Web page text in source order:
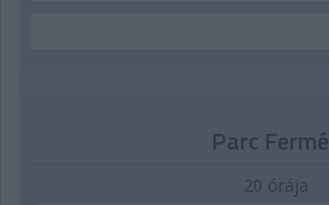
Parc Fermé
20 órája